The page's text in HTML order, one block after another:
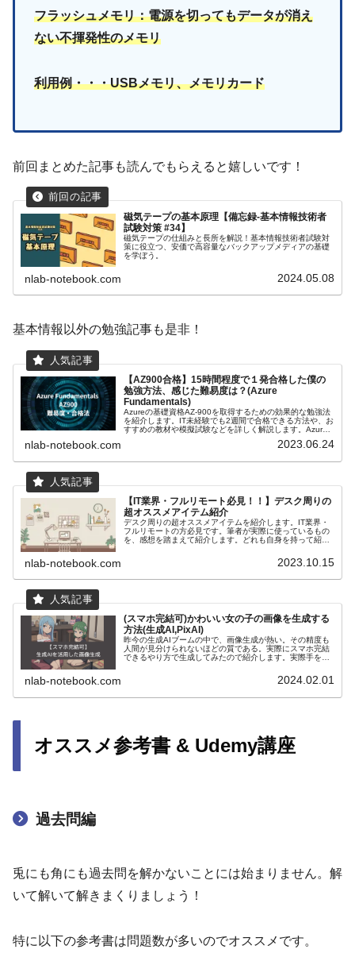
フラッシュメモリ：電源を切ってもデータが消え
ない不揮発性のメモリ
利用例・・・USBメモリ、メモリカード
前回まとめた記事も読んでもらえると嬉しいです！
磁気テープの基本原理【備忘録-基本情報技術者
試験対策 #34】
磁気テープの仕組みと長所を解説！基本情報技術者試験対
策に役立つ、安価で高容量なバックアップメディアの基礎
を学ぼう。
nlab-notebook.com 2024.05.08
基本情報以外の勉強記事も是非！
【AZ900合格】15時間程度で１発合格した僕の
勉強方法、感じた難易度は？(Azure
Fundamentals)
Azureの基礎資格AZ-900を取得するための効果的な勉強法
を紹介します。IT未経験でも2週間で合格できる方法や、お
すすめの教材や模擬試験などを詳しく解説します。Azure
nlab-notebook.com 2023.06.24
【IT業界・フルリモート必見！！】デスク周りの
超オススメアイテム紹介
デスク周りの超オススメアイテムを紹介します。IT業界・
フルリモートの方必見です。筆者が実際に使っているもの
を、感想を踏まえて紹介します。どれも自身を持って紹介
nlab-notebook.com 2023.10.15
(スマホ完結可)かわいい女の子の画像を生成する
方法(生成AI,PixAI)
昨今の生成AIブームの中で、画像生成が熱い。その精度も
人間が見分けられないほどの質である。実際にスマホ完結
できるやり方で生成してみたので紹介します。実際手を動
nlab-notebook.com 2024.02.01
オススメ参考書 & Udemy講座
過去問編
兎にも角にも過去問を解かないことには始まりません。解
いて解いて解きまくりましょう！
特に以下の参考書は問題数が多いのでオススメです。